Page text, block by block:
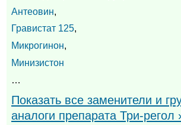
Антеовин,
Гравистат 125,
Микрогинон,
Минизистон
…
Показать все заменители и
аналоги препарата Три-регол